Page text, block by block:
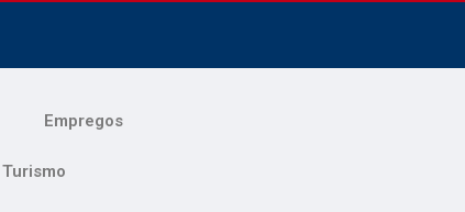
Empregos
Turismo